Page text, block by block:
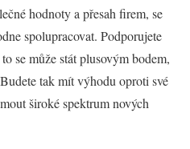
hodnoty a přesah firem, se
spolupracovat. Podporujete
se může stát plusovým bodem,
tak mít výhodu oproti své
široké spektrum nových